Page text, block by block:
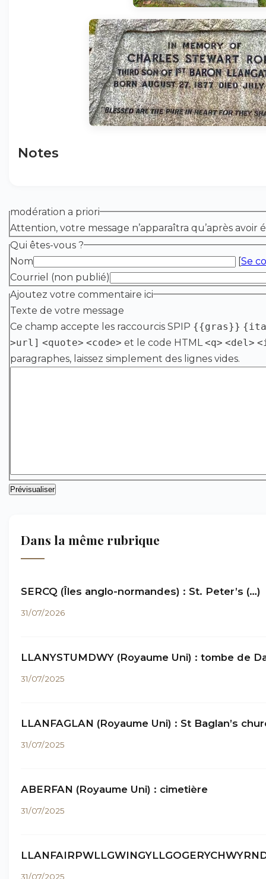
Notes
modération a priori
Attention, votre message n’apparaîtra qu’après
Qui êtes-vous ?
Nom
[Se
Courriel (non publié)
Ajoutez votre commentaire ici
Texte de votre message
Ce champ accepte les raccourcis SPIP {{gras}}
>url] <quote> <code> et le code HTML <q> <del>
paragraphes, laissez simplement des lignes vides.
Dans la même rubrique
SERCQ (Îles anglo-normandes) : St. Peter’s (…)
31/07/2026
LLANYSTUMDWY (Royaume Uni) : tombe de
31/07/2025
LLANFAGLAN (Royaume Uni) : St Baglan’s
31/07/2025
ABERFAN (Royaume Uni) : cimetière
31/07/2025
31/07/2025